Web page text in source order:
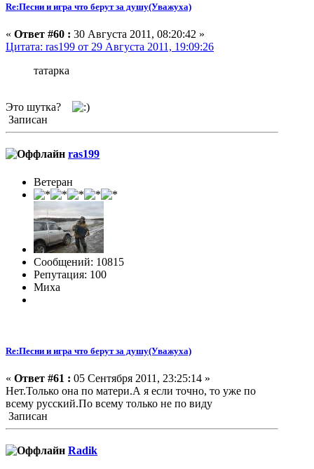
Re:Песни и игра что берут за душу(Уважуха)
« Ответ #60 : 30 Августа 2011, 08:20:42 »
Цитата: ras199 от 29 Августа 2011, 19:09:26
татарка
Это шутка?
Записан
ras199
Ветеран
Сообщений: 10815
Репутация: 100
Миха
Re:Песни и игра что берут за душу(Уважуха)
« Ответ #61 : 05 Сентября 2011, 23:25:14 »
Нет.Только она по матери.А я если точно, то уже по
всему русский.По всему только не по виду
Записан
Radik